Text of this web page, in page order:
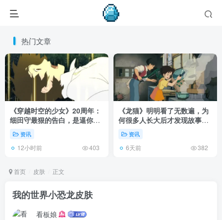
热门文章
《穿越时空的少女》20周年：
细田守最狠的告白，是逼你承
认有些夏天回不去了！
资讯
12小时前 403
《龙猫》明明看了无数遍，为
何很多人长大后才发现故事根
本不在 1988 年！
资讯
6天前 382
首页 皮肤 正文
我的世界小恐龙皮肤
看板娘